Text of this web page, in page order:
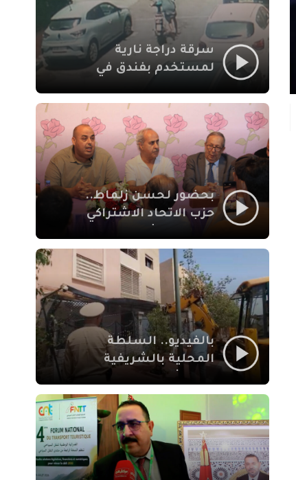
سرقة دراجة نارية
لمستخدم بفندق في
بمراكش
بحضور لحسن زلماط..
حزب الاتحاد الاشتراكي
مقراً بمقاطعة سيدي
يوسف بن علي مراكش
بالفيديو.. السلطة
المحلية بالشريفية
بنايات غير قانونية بإقامة
الإيمان